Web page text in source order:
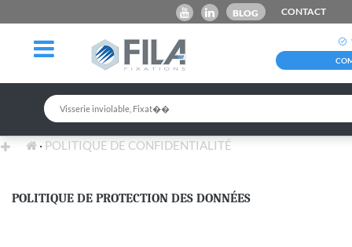
BLOG CONTACT
POLITIQUE DE CONFIDENTIALITÉ
POLITIQUE DE PROTECTION DES DONNÉES